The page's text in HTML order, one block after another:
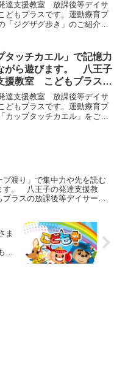
達支援教室 放課後等デイサ
どもプラスです。運動療育プ
「ジグザグ歩き」のご紹介で
ープをジグザグに貼ってコー
す。最初は広めの...
タッチカエル」で記憶力
がら遊びます。 八王子
援教室 こどもプラスの
デイサービス
達支援教室 放課後等デイサ
どもプラスです。運動療育プ
カップタッチカエル」をご紹
プ渡り」で集中力や先を読む
す。 八王子の発達支援教
ラスの放課後等デイサービ
ま
プ